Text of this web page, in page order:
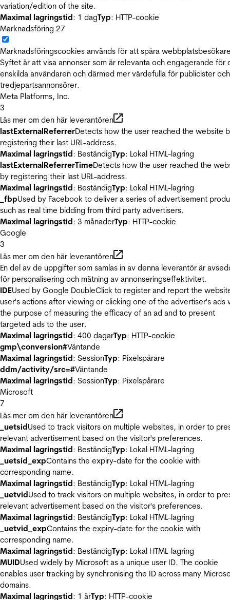
variation/edition of the site.
Maximal lagringstid: 1 dagTyp: HTTP-cookie
Marknadsföring 27
Marknadsföringscookies används för att spåra
Syftet är att visa annonser som är relevanta och engagerande för
enskilda användaren och därmed mer värdefulla för publicister och
tredjepartsannonsörer.
Meta Platforms, Inc.
3
Läs mer om den här leverantören
lastExternalReferrerDetects how the user reached the website
registering their last URL-address.
Maximal lagringstid: BeständigTyp: Lokal HTML-lagring
lastExternalReferrerTimeDetects how the user reached the
by registering their last URL-address.
Maximal lagringstid: BeständigTyp: Lokal HTML-lagring
_fbpUsed by Facebook to deliver a series of advertisement
such as real time bidding from third party advertisers.
Maximal lagringstid: 3 månaderTyp: HTTP-cookie
Google
3
Läs mer om den här leverantören
En del av de uppgifter som samlas in av denna leverantör är
för personalisering och mätning av annonseringseffektivitet.
IDEUsed by Google DoubleClick to register and report the
user's actions after viewing or clicking one of the advertiser's ads
the purpose of measuring the efficacy of an ad and to present
targeted ads to the user.
Maximal lagringstid: 400 dagarTyp: HTTP-cookie
gmp\conversion#Väntande
Maximal lagringstid: SessionTyp: Pixelspårare
ddm/activity/src=#Väntande
Maximal lagringstid: SessionTyp: Pixelspårare
Microsoft
7
Läs mer om den här leverantören
_uetsidUsed to track visitors on multiple websites, in order to
relevant advertisement based on the visitor's preferences.
Maximal lagringstid: BeständigTyp: Lokal HTML-lagring
_uetsid_expContains the expiry-date for the cookie with
corresponding name.
Maximal lagringstid: BeständigTyp: Lokal HTML-lagring
_uetvidUsed to track visitors on multiple websites, in order to
relevant advertisement based on the visitor's preferences.
Maximal lagringstid: BeständigTyp: Lokal HTML-lagring
_uetvid_expContains the expiry-date for the cookie with
corresponding name.
Maximal lagringstid: BeständigTyp: Lokal HTML-lagring
MUIDUsed widely by Microsoft as a unique user ID. The cookie
enables user tracking by synchronising the ID across many
domains.
Maximal lagringstid: 1 årTyp: HTTP-cookie